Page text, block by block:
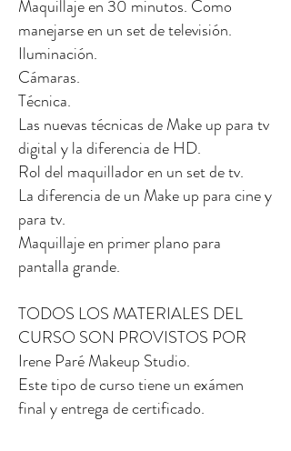
Maquillaje en 30 minutos. Como
manejarse en un set de televisión.
Iluminación.
Cámaras.
Técnica.
Las nuevas técnicas de Make up para tv
digital y la diferencia de HD.
Rol del maquillador en un set de tv.
La diferencia de un Make up para cine y
para tv.
Maquillaje en primer plano para
pantalla grande.
TODOS LOS MATERIALES DEL
CURSO SON PROVISTOS POR
Irene Paré Makeup Studio.
Este tipo de curso tiene un exámen
final y entrega de certificado.